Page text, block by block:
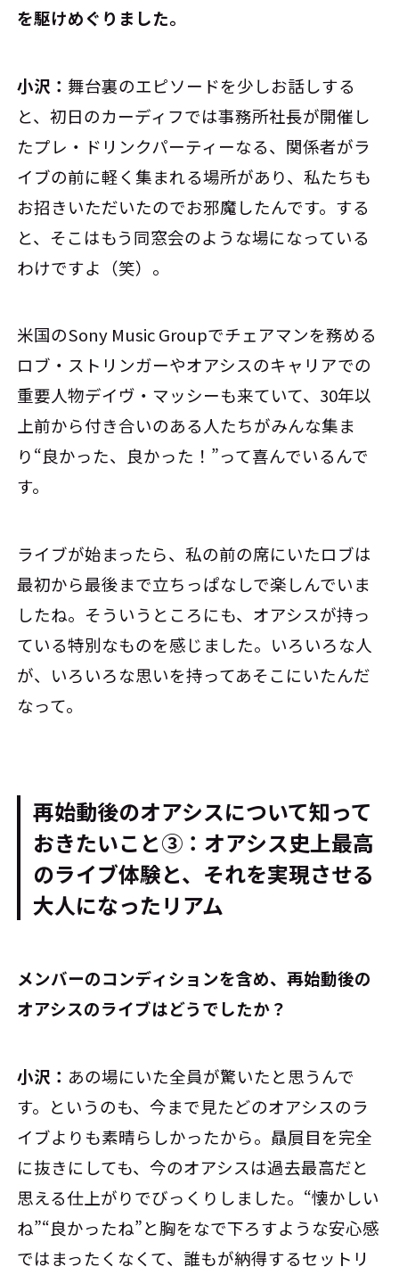
を駆けめぐりました。
小沢： 舞台裏のエピソードを少しお話しする
と、初日のカーディフでは事務所社長が開催し
たプレ・ドリンクパーティーなる、関係者がラ
イブの前に軽く集まれる場所があり、私たちも
お招きいただいたのでお邪魔したんです。する
と、そこはもう同窓会のような場になっている
わけですよ（笑）。
米国のSony Music Groupでチェアマンを務める
ロブ・ストリンガーやオアシスのキャリアでの
重要人物デイヴ・マッシーも来ていて、30年以
上前から付き合いのある人たちがみんな集ま
り“良かった、良かった！”って喜んでいるんで
す。
ライブが始まったら、私の前の席にいたロブは
最初から最後まで立ちっぱなしで楽しんでいま
したね。そういうところにも、オアシスが持っ
ている特別なものを感じました。いろいろな人
が、いろいろな思いを持ってあそこにいたんだ
なって。
再始動後のオアシスについて知って
おきたいこと③：オアシス史上最高
のライブ体験と、それを実現させる
大人になったリアム
――メンバーのコンディションを含め、再始動後の
オアシスのライブはどうでしたか？
小沢： あの場にいた全員が驚いたと思うんで
す。というのも、今まで見たどのオアシスのラ
イブよりも素晴らしかったから。贔屓目を完全
に抜きにしても、今のオアシスは過去最高だと
思える仕上がりでびっくりしました。“懐かしい
ね”“良かったね”と胸をなで下ろすような安心感
ではまったくなくて、誰もが納得するセットリ